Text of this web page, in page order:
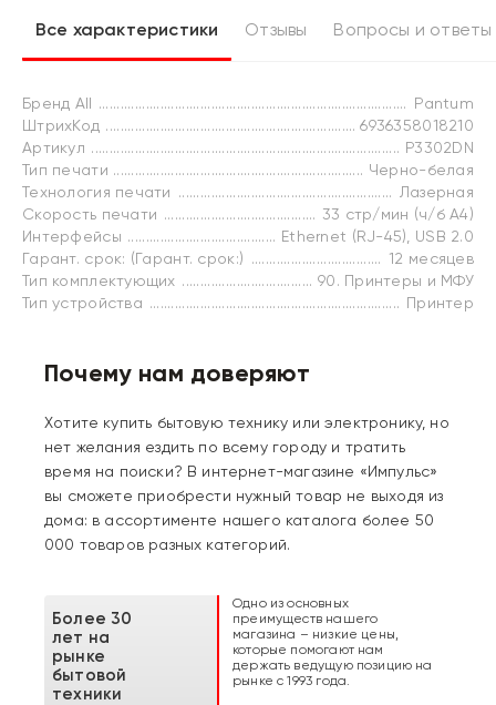
Все характеристики Отзывы Вопросы и ответы
Бренд All
Pantum
ШтрихКод
6936358018210
Артикул
P3302DN
Тип печати
Черно-белая
Технология печати
Лазерная
Скорость печати
33 стр/мин (ч/б А4)
Интерфейсы
Ethernet (RJ-45), USB 2.0
Гарант. срок: (Гарант. срок:)
12 месяцев
Тип комплектующих
90. Принтеры и МФУ
Тип устройства
Принтер
Почему нам доверяют
Хотите купить бытовую технику или электронику, но
нет желания ездить по всему городу и тратить
время на поиски? В интернет-магазине «Импульс»
вы сможете приобрести нужный товар не выходя из
дома: в ассортименте нашего каталога более 50
000 товаров разных категорий.
Более 30
лет на
рынке
бытовой
техники
Одно из основных
преимуществ нашего
магазина – низкие цены,
которые помогают нам
держать ведущую позицию на
рынке с 1993 года.